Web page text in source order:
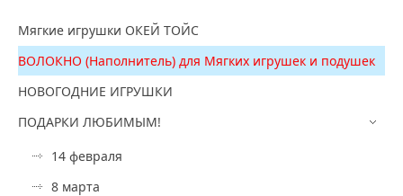
Мягкие игрушки ОКЕЙ ТОЙС
ВОЛОКНО (Наполнитель) для Мягких игрушек и подушек
НОВОГОДНИЕ ИГРУШКИ
ПОДАРКИ ЛЮБИМЫМ!
14 февраля
8 марта